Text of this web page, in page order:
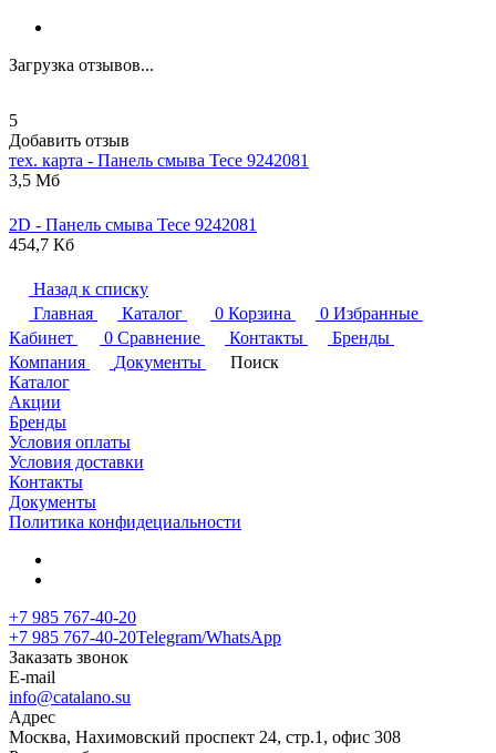
Загрузка отзывов...
5
Добавить отзыв
тех. карта - Панель смыва Tece 9242081
3,5 Мб
2D - Панель смыва Tece 9242081
454,7 Кб
Назад к списку
Главная
Каталог 0 Корзина 0 Избранные
Кабинет
0 Сравнение Контакты
Бренды
Компания
Документы
Поиск
Каталог
Акции
Бренды
Условия оплаты
Условия доставки
Контакты
Документы
Политика конфидециальности
+7 985 767-40-20
+7 985 767-40-20Telegram/WhatsApp
Заказать звонок
E-mail
info@catalano.su
Адрес
Москва, Нахимовский проспект 24, стр.1, офис 308